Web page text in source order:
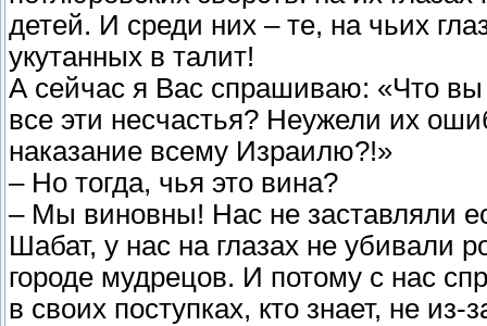
детей. И среди них – те, на чьих
укутанных в талит!
А сейчас я Вас спрашиваю: «Что
все эти несчастья? Неужели их
наказание всему Израилю?!»
– Но тогда, чья это вина?
– Мы виновны! Нас не заставляли
Шабат, у нас на глазах не
городе мудрецов. И потому с нас
в своих поступках, кто знает, не из-